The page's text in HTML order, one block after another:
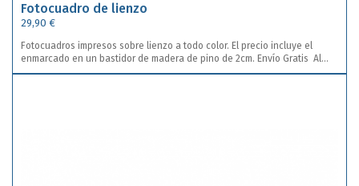
Fotocuadro de lienzo
29,90 €
Fotocuadros impresos sobre lienzo a todo color. El precio incluye el
enmarcado en un bastidor de madera de pino de 2cm. Envío Gratis Al
tamaño del bastidor deberás añadirle 5 cm de perímetro del color del